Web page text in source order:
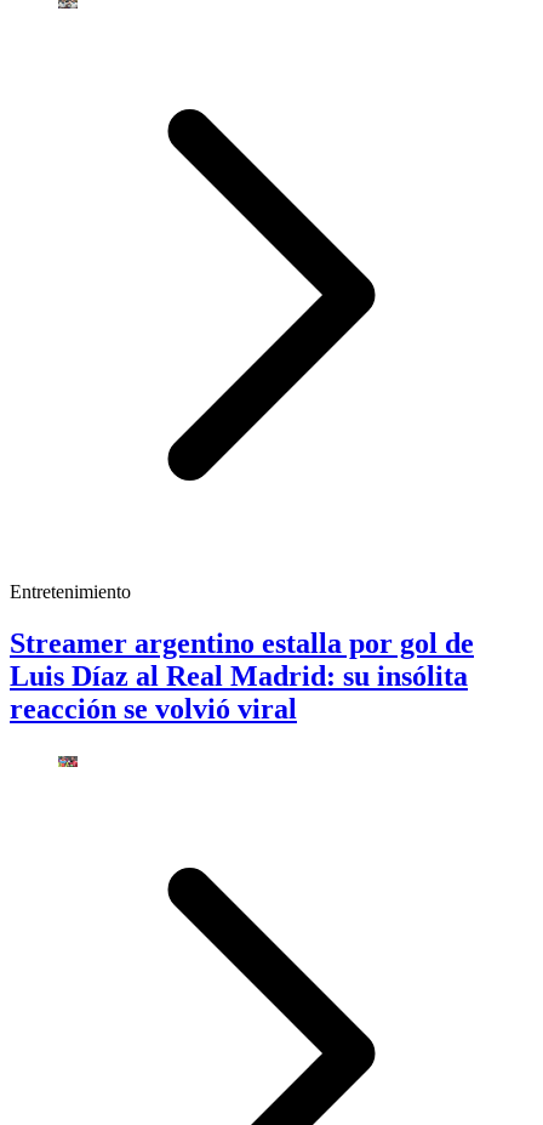
Entretenimiento
Streamer argentino estalla por gol de
Luis Díaz al Real Madrid: su insólita
reacción se volvió viral